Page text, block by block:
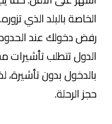
الخاصة بالبلد الذي
رفض دخولك عند
الدول تتطلب تأشيرات
بالدخول بدون
حجز الرحلة.